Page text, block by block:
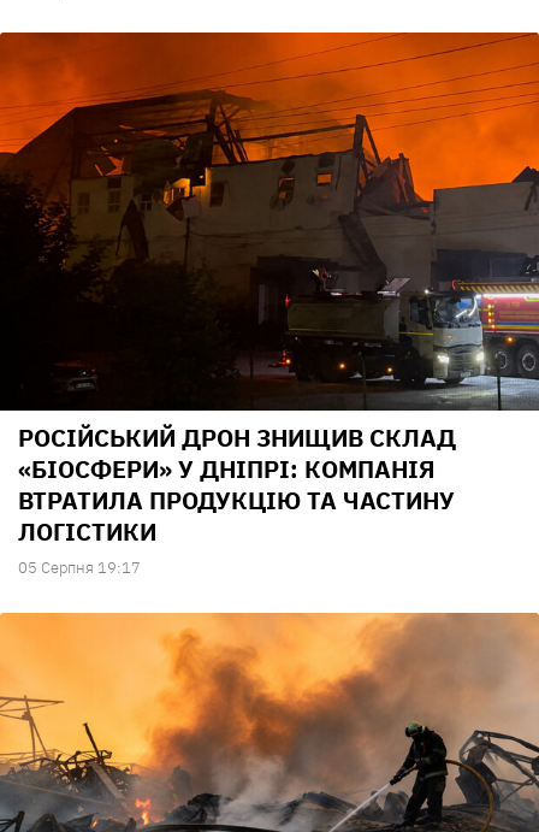
РОСІЙСЬКИЙ ДРОН ЗНИЩИВ СКЛАД
«БІОСФЕРИ» У ДНІПРІ: КОМПАНІЯ
ВТРАТИЛА ПРОДУКЦІЮ ТА ЧАСТИНУ
ЛОГІСТИКИ
05 Серпня 19:17